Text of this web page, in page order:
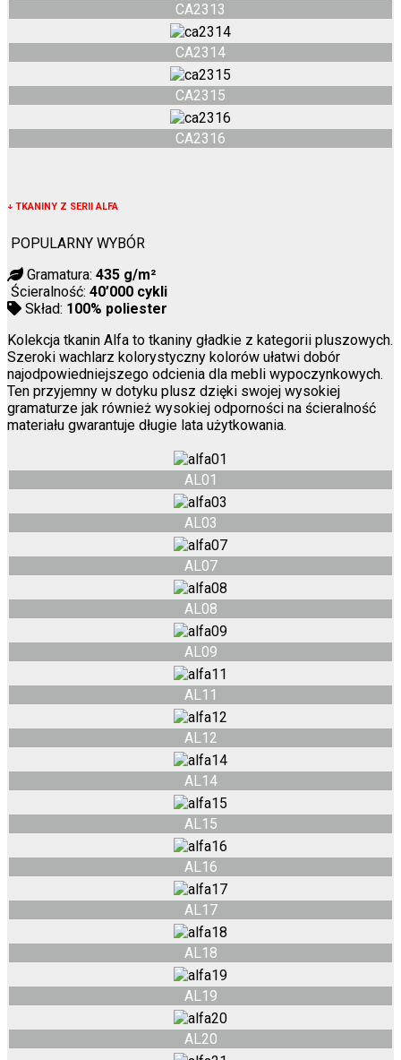
CA2313
CA2314
CA2315
CA2316
↓ TKANINY Z SERII ALFA
POPULARNY WYBÓR
Gramatura: 435 g/m²
Ścieralność: 40’000 cykli
Skład: 100% poliester
Kolekcja tkanin Alfa to tkaniny gładkie z kategorii pluszowych.
Szeroki wachlarz kolorystyczny kolorów ułatwi dobór
najodpowiedniejszego odcienia dla mebli wypoczynkowych.
Ten przyjemny w dotyku plusz dzięki swojej wysokiej
gramaturze jak również wysokiej odporności na ścieralność
materiału gwarantuje długie lata użytkowania.
AL01
AL03
AL07
AL08
AL09
AL11
AL12
AL14
AL15
AL16
AL17
AL18
AL19
AL20